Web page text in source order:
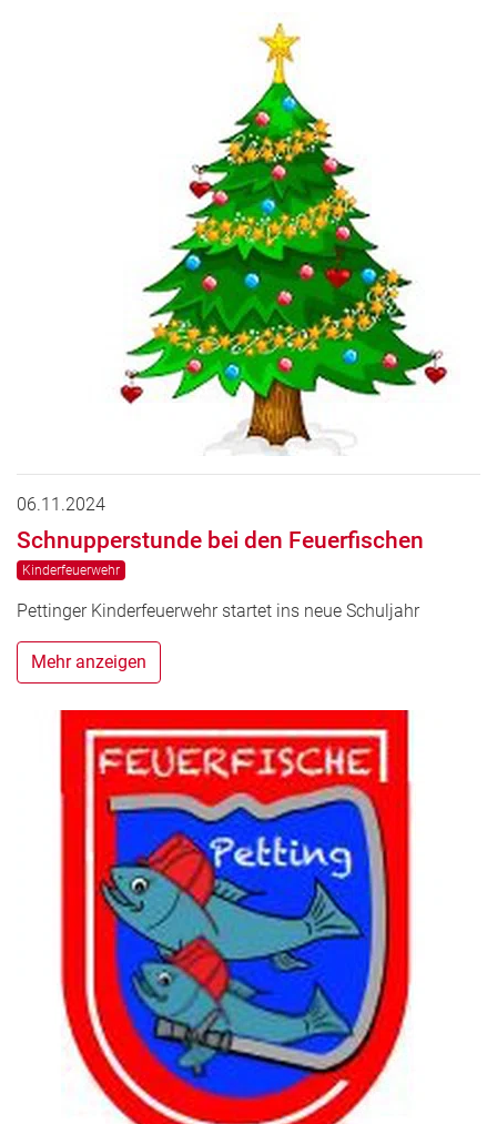
06.11.2024
Schnupperstunde bei den Feuerfischen
Kinderfeuerwehr
Pettinger Kinderfeuerwehr startet ins neue Schuljahr
Mehr anzeigen